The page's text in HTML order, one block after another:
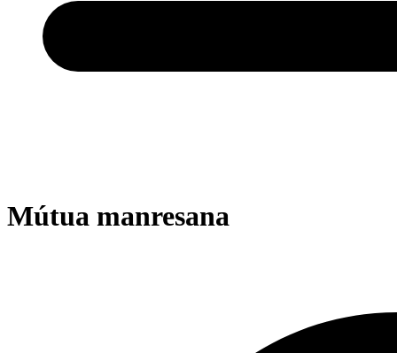
Mútua manresana